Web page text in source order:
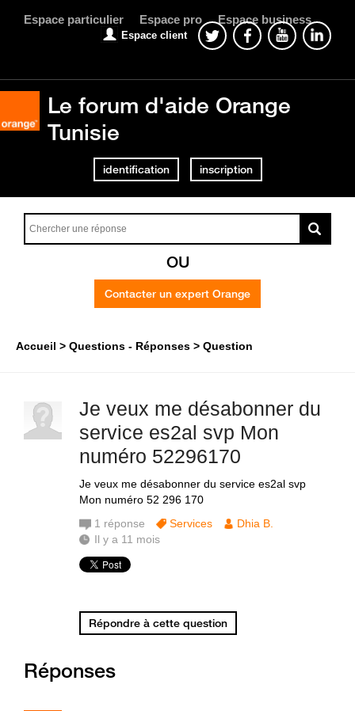
Espace particulier Espace pro Espace business
Espace client
Le forum d'aide Orange
Tunisie
identification inscription
OU
Contacter un expert Orange
Accueil Questions - Réponses Question
Je veux me désabonner du
service es2al svp Mon
numéro 52296170
Je veux me désabonner du service es2al svp
Mon numéro 52 296 170
1 réponse Services
Dhia B.
Il y a 11 mois
Répondre à cette question
Réponses